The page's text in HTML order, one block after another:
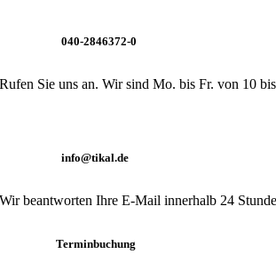
040-2846372-0
Rufen Sie uns an. Wir sind Mo. bis Fr. von 10
info@tikal.de
Wir beantworten Ihre E-Mail innerhalb 24
Terminbuchung